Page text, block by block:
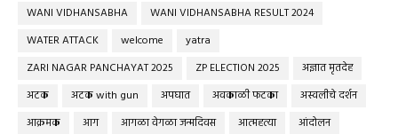
WANI VIDHANSABHA
WANI VIDHANSABHA RESULT 2024
WATER ATTACK
welcome
yatra
ZARI NAGAR PANCHAYAT 2025
ZP ELECTION 2025
अज्ञात मृतदेह
अटक
अटक with gun अपघात अवकाळी फटका
अस्वलीचे दर्शन
आक्रमक
आग आगळा वेगळा जन्मदिवस आत्महत्या
आंदोलन